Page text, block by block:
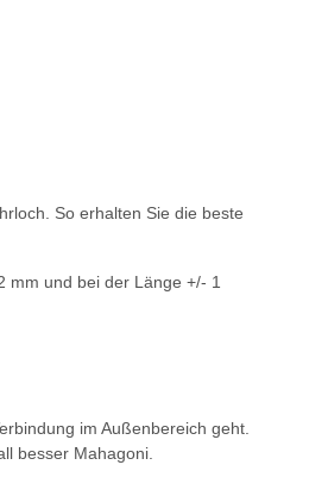
So erhalten Sie die beste
mm und bei der Länge +/- 1
im Außenbereich geht.
besser Mahagoni.